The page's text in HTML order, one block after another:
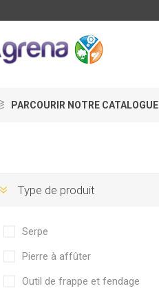
PARCOURIR NOTRE CATALOGUE
Type de produit
Serpe
Pierre à affûter
Outil de frappe et fendage